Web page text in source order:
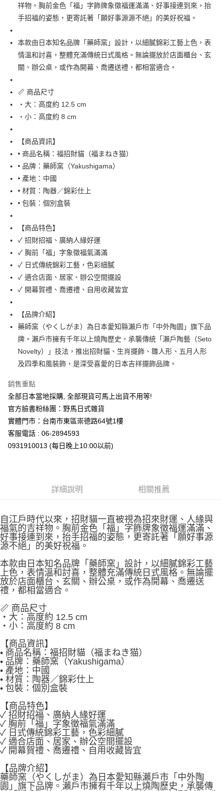
上海商業儲蓄銀行
台北富邦商業銀行
國泰世華商業銀行
兆豐國際商業銀行
匯豐（台灣）商業銀行
華泰商業銀行
聯邦商業銀行
遠東國際商業銀行
元大商業銀行
永豐商業銀行
玉山商業銀行
星展（台灣）商業銀行
台灣樂天信用卡公司
LINE Pay
街口支付
Google Pay
運送方式
全家取貨付款
每筆NT$65，滿NT$999(含以上)免運費
付款後全家取貨
每筆NT$65，滿NT$999(含以上)免運費
7-11取貨付款
每筆NT$65，滿NT$999(含以上)免運費
付款後7-11取貨
宅配
每筆NT$100，滿NT$999(含以上)免運費
祥物。胸前金色「福」字飾牌象徵福運滿滿、好事接連到來，抬
手招福的姿態，更寄託著「願好事源源不絕」的美好祝福。
本款由日本知名品牌「藥師窯」設計，以細膩錦彩工藝上色，表
情溫和討喜，整體充滿傳統日式風格。無論擺放於店面櫃台、玄
關、辦公桌，或作為開幕、喬遷送禮，都相當適合。
📏 商品尺寸
・大：高度約 12.5 cm
・小：高度約 8 cm
【商品資訊】
• 商品名稱：福招財貓（福まねき猫）
• 品牌：藥師窯（Yakushigama）
• 產地：中國
• 材質：陶器／錦彩仕上
• 包裝：個別盒裝
【商品特色】
✓ 招財招福、廣納人緣好運
✓ 胸前「福」字象徵福氣滿滿
✓ 日式傳統錦彩工藝，色彩細膩
✓ 適合店面、居家、辦公空間擺設
✓ 開幕賀禮、喬遷禮、自用收藏皆宜
【品牌介紹】
藥師窯（やくしがま）為日本愛知縣瀨戶市「中外陶園」旗下品
牌。瀨戶市擁有千年以上燒陶歷史，承襲傳統「瀨戶陶藝（Seto
Novelty）」技法，推出招財貓、生肖擺飾、雛人形、五月人形
及四季和風裝飾，是深受喜愛的日本吉祥擺飾品牌。
銷售重點
全部日本當地採購, 全部現貨可馬上出貨不用等!
官方臉書粉絲團：野馬日式雜貨
實體門市：台南市東區崇德路64號1樓
客服電話 : 06-2894593
0931910013 (每日晚上10:00以前)
詳細說明 相關推薦
自江戶時代以來，招財貓一直被視為招來財運、人緣與
福氣的吉祥物。胸前金色「福」字飾牌象徵福運滿滿、
好事接連到來，抬手招福的姿態，更寄託著「願好事源
源不絕」的美好祝福。
本款由日本知名品牌「藥師窯」設計，以細膩錦彩工藝
上色，表情溫和討喜，整體充滿傳統日式風格。無論擺
放於店面櫃台、玄關、辦公桌，或作為開幕、喬遷送
禮，都相當適合。
📏 商品尺寸
・大：高度約 12.5 cm
・小：高度約 8 cm
【商品資訊】
• 商品名稱：福招財貓（福まねき猫）
• 品牌：藥師窯（Yakushigama）
• 產地：中國
• 材質：陶器／錦彩仕上
• 包裝：個別盒裝
【商品特色】
✓ 招財招福、廣納人緣好運
✓ 胸前「福」字象徵福氣滿滿
✓ 日式傳統錦彩工藝，色彩細膩
✓ 適合店面、居家、辦公空間擺設
✓ 開幕賀禮、喬遷禮、自用收藏皆宜
【品牌介紹】
藥師窯（やくしがま）為日本愛知縣瀨戶市「中外陶
園」旗下品牌。瀨戶市擁有千年以上燒陶歷史，承襲傳